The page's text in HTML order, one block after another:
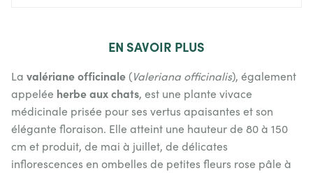
EN SAVOIR PLUS
La valériane officinale(Valeriana officinalis), également
appelée herbe aux chats, est une plante vivace
médicinale prisée pour ses vertus apaisantes et son
élégante floraison. Elle atteint une hauteur de 80 à 150
cm et produit, de mai à juillet, de délicates
inflorescences en ombelles de petites fleurs rose pâle à